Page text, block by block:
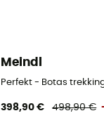
Meindl
Perfekt - Botas
398,90 € 498,90 €